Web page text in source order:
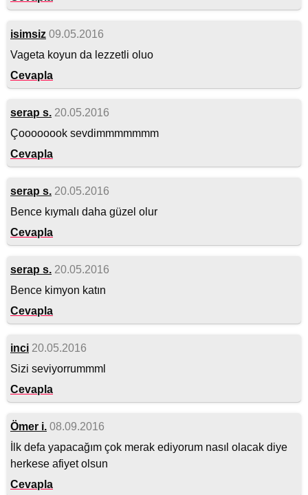
isimsiz 09.05.2016
Vageta koyun da lezzetli oluo
Cevapla
serap s. 20.05.2016
Çoooooook sevdimmmmmmm
Cevapla
serap s. 20.05.2016
Bence kıymalı daha güzel olur
Cevapla
serap s. 20.05.2016
Bence kimyon katın
Cevapla
inci 20.05.2016
Sizi seviyorrummml
Cevapla
Ömer i. 08.09.2016
İlk defa yapacağım çok merak ediyorum nasıl olacak diye
herkese afiyet olsun
Cevapla